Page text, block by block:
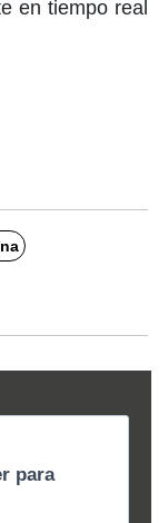
en tiempo real